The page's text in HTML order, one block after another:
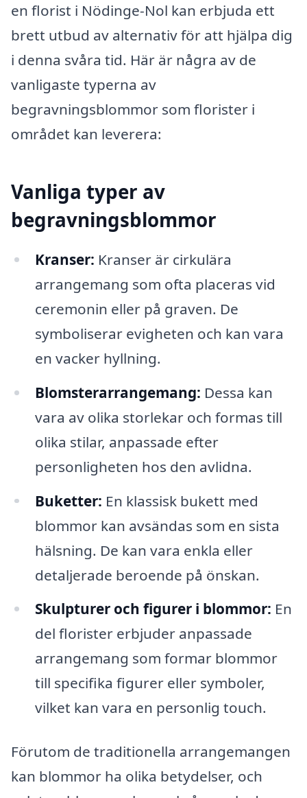
en florist i Nödinge-Nol kan erbjuda ett
brett utbud av alternativ för att hjälpa dig
i denna svåra tid. Här är några av de
vanligaste typerna av
begravningsblommor som florister i
området kan leverera:
Vanliga typer av
begravningsblommor
Kranser: Kranser är cirkulära
arrangemang som ofta placeras vid
ceremonin eller på graven. De
symboliserar evigheten och kan vara
en vacker hyllning.
Blomsterarrangemang: Dessa kan
vara av olika storlekar och formas till
olika stilar, anpassade efter
personligheten hos den avlidna.
Buketter: En klassisk bukett med
blommor kan avsändas som en sista
hälsning. De kan vara enkla eller
detaljerade beroende på önskan.
Skulpturer och figurer i blommor: En
del florister erbjuder anpassade
arrangemang som formar blommor
till specifika figurer eller symboler,
vilket kan vara en personlig touch.
Förutom de traditionella arrangemangen
kan blommor ha olika betydelser, och